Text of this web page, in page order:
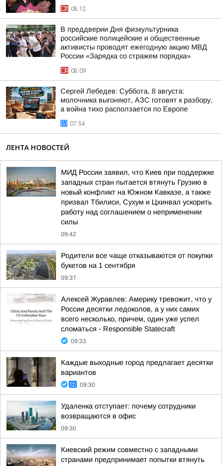
08:12
В преддверии Дня физкультурника
российские полицейские и общественные
активисты проводят ежегодную акцию МВД
России «Зарядка со стражем порядка»
08:09
Сергей Лебедев: Суббота, 8 августа:
молочника выгоняют, АЗС готовят к разбору,
а война тихо расползается по Европе
07:54
ЛЕНТА НОВОСТЕЙ
МИД России заявил, что Киев при поддержке
западных стран пытается втянуть Грузию в
новый конфликт на Южном Кавказе, а также
призвал Тбилиси, Сухум и Цхинвал ускорить
работу над соглашением о неприменении
силы
09:42
Родители все чаще отказываются от покупки
букетов на 1 сентября
09:37
Алексей Журавлев: Америку тревожит, что у
России десятки ледоколов, а у них самих
всего несколько, причем, один уже успел
сломаться - Responsible Statecraft
09:33
Каждые выходные город предлагает десятки
вариантов
09:30
Удаленка отступает: почему сотрудники
возвращаются в офис
09:30
Киевский режим совместно с западными
странами предпринимает попытки втянуть